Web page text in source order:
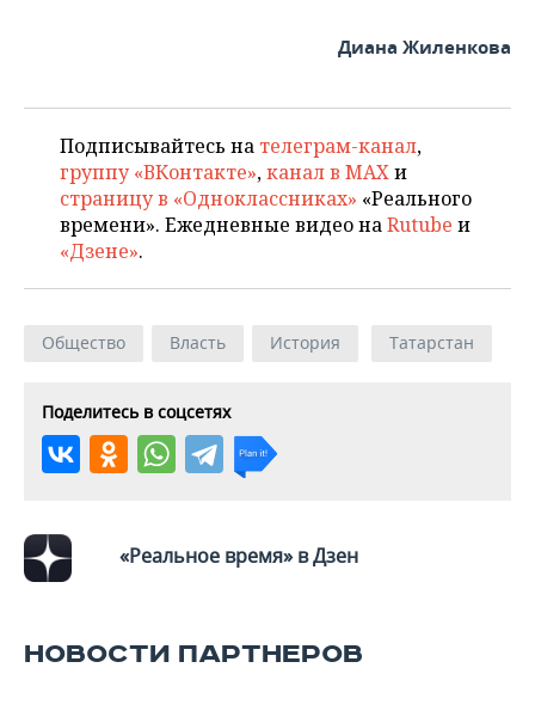
ФИГУРНОЕ КАТАНИЕ
ВОДНЫЕ ВИДЫ СПОРТА
ХОККЕЙ С МЯЧОМ
МЕДИЦИНА
ОБРАЗОВАНИЕ
ПРОИСШЕСТВИЯ
Диана Жиленкова
Подписывайтесь на телеграм-канал,
группу «ВКонтакте»,канал в MAXи
страницу в «Одноклассниках» «Реального
времени». Ежедневные видео наRutube и
«Дзене».
Общество Власть История Татарстан
Поделитесь в соцсетях
«Реальное время» в Дзен
НОВОСТИ ПАРТНЕРОВ